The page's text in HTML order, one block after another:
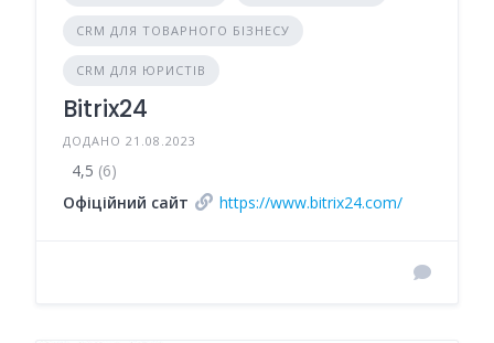
CRM ДЛЯ ТОВАРНОГО БІЗНЕСУ
CRM ДЛЯ ЮРИСТІВ
Bitrix24
ДОДАНО 21.08.2023
4,5 (6)
Офіційний сайт
https://www.bitrix24.com/